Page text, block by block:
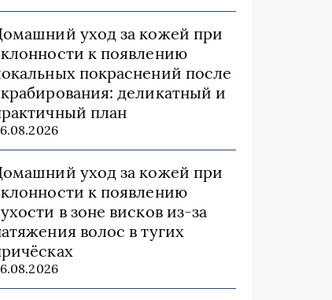
уход за кожей при
к появлению
покраснений после
деликатный и
план
уход за кожей при
к появлению
в зоне висков из‑за
волос в тугих